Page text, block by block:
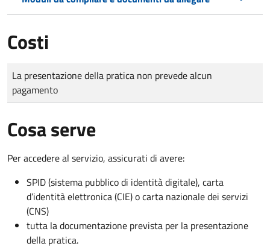
Costi
Tipo di pagamento
Importo
La presentazione della pratica non prevede alcun
pagamento
Cosa serve
Per accedere al servizio, assicurati di avere:
SPID (sistema pubblico di identità digitale), carta
d’identità elettronica (CIE) o carta nazionale dei servizi
(CNS)
tutta la documentazione prevista per la presentazione
della pratica.